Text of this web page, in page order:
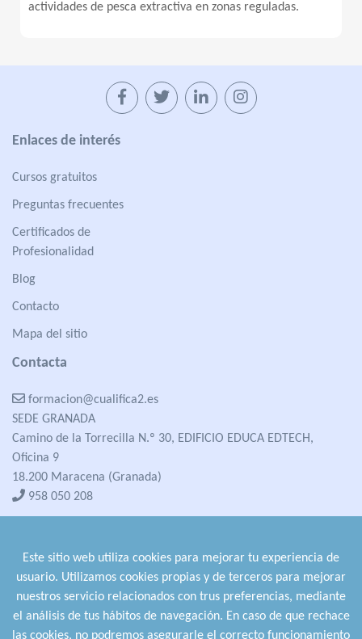
actividades de pesca extractiva en zonas reguladas.
Enlaces de interés
Cursos gratuitos
Preguntas frecuentes
Certificados de
Profesionalidad
Blog
Contacto
Mapa del sitio
Contacta
formacion@cualifica2.es
SEDE GRANADA
Camino de la Torrecilla N.º 30, EDIFICIO EDUCA EDTECH,
Oficina 9
18.200 Maracena (Granada)
958 050 208
Este sitio web utiliza cookies para mejorar tu experiencia de
usuario. Utilizamos cookies propias y de terceros para mejorar
nuestros servicio relacionados con trus preferencias, mediante
el análisis de tus hábitos de navegación. En caso de que rechace
las cookies, no podremos asegurarle el correcto funcionamiento